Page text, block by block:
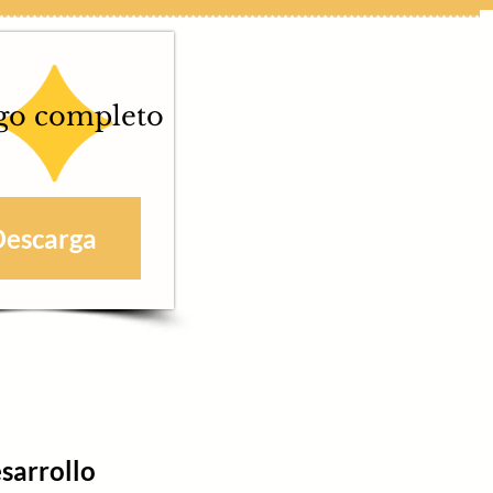
completo